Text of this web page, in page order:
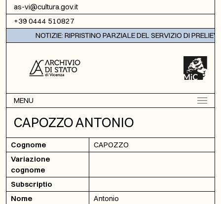
Vai al contenuto
as-vi@cultura.gov.it
+39 0444 510827
NOTIZIE: RIPRISTINO PARZIALE DEL SERVIZIO DI
MENU
CAPOZZO ANTONIO
Cognome
CAPOZZO
Variazione
cognome
Subscriptio
Nome
Antonio